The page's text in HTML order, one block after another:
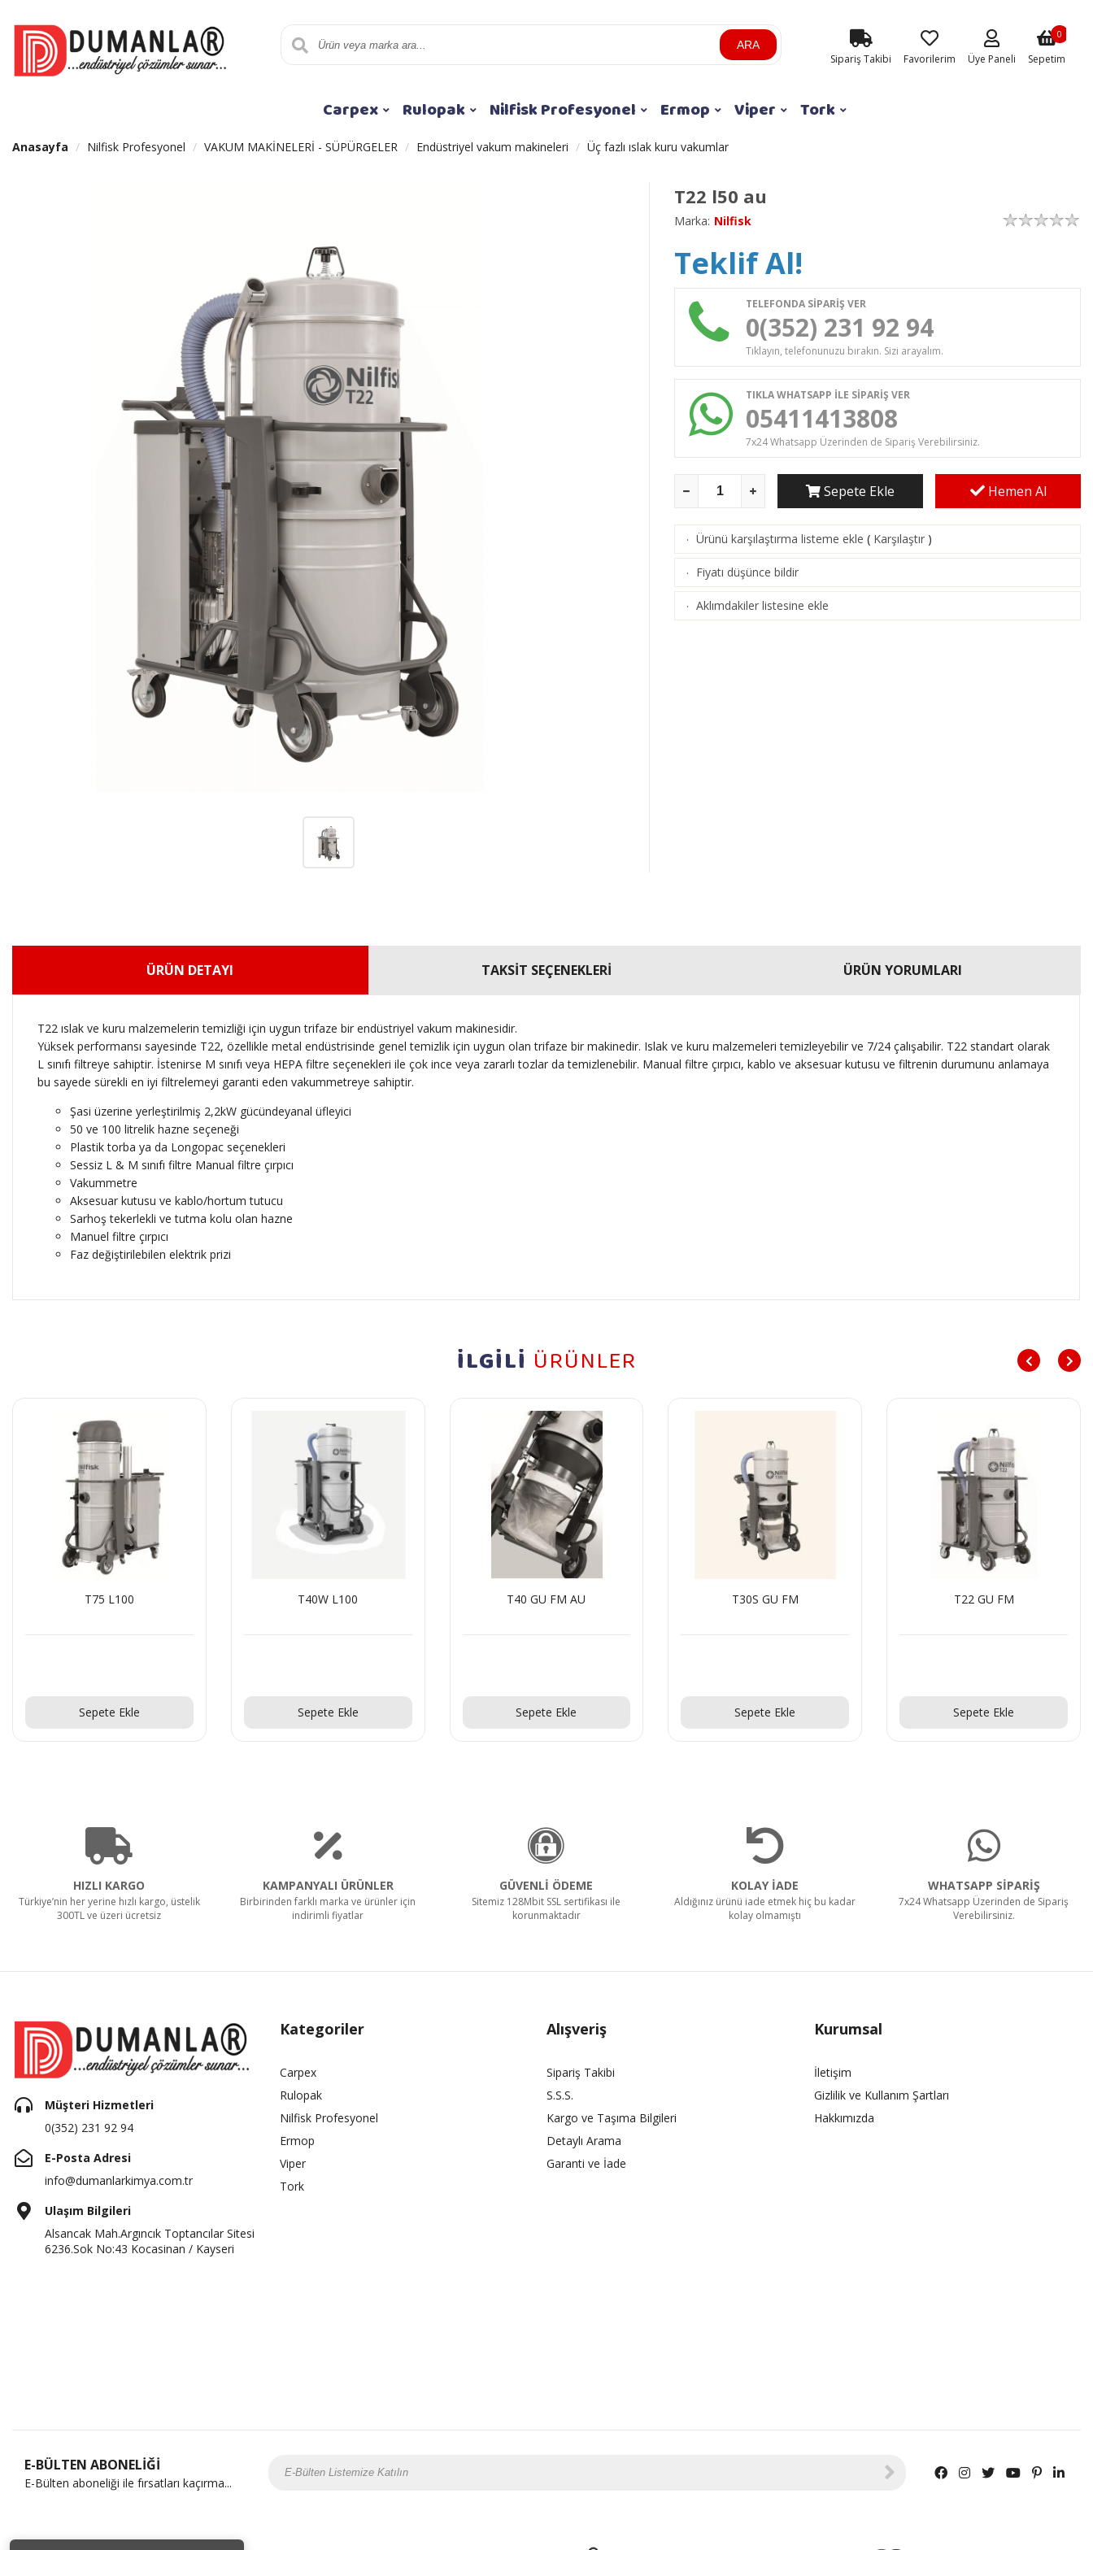
ARA
Sipariş Takibi Favorilerim Üye Paneli Sepetim
0
Carpex Rulopak Nilfisk Profesyonel Ermop Viper Tork
Anasayfa Nilfisk Profesyonel VAKUM MAKİNELERİ - SÜPÜRGELER Endüstriyel vakum makineleri Üç fazlı ıslak kuru vakumlar
T22 l50 au
Marka: Nilfisk
Teklif Al!
TELEFONDA SİPARİŞ VER
0(352) 231 92 94
Tıklayın, telefonunuzu bırakın. Sizi arayalım.
TIKLA WHATSAPP İLE SİPARİŞ VER
05411413808
7x24 Whatsapp Üzerinden de Sipariş Verebilirsiniz.
Sepete Ekle Hemen Al
· Ürünü karşılaştırma listeme ekle ( Karşılaştır )
· Fiyatı düşünce bildir
· Aklımdakiler listesine ekle
ÜRÜN DETAYI TAKSİT SEÇENEKLERİ ÜRÜN YORUMLARI
T22 ıslak ve kuru malzemelerin temizliği için uygun trifaze bir endüstriyel vakum makinesidir.
Yüksek performansı sayesinde T22, özellikle metal endüstrisinde genel temizlik için uygun olan trifaze bir makinedir. Islak ve kuru malzemeleri temizleyebilir ve 7/24 çalışabilir. T22 standart olarak
L sınıfı filtreye sahiptir. İstenirse M sınıfı veya HEPA filtre seçenekleri ile çok ince veya zararlı tozlar da temizlenebilir. Manual filtre çırpıcı, kablo ve aksesuar kutusu ve filtrenin durumunu anlamaya
bu sayede sürekli en iyi filtrelemeyi garanti eden vakummetreye sahiptir.
Şasi üzerine yerleştirilmiş 2,2kW gücündeyanal üfleyici
50 ve 100 litrelik hazne seçeneği
Plastik torba ya da Longopac seçenekleri
Sessiz L & M sınıfı filtre Manual filtre çırpıcı
Vakummetre
Aksesuar kutusu ve kablo/hortum tutucu
Sarhoş tekerlekli ve tutma kolu olan hazne
Manuel filtre çırpıcı
Faz değiştirilebilen elektrik prizi
İLGİLİ ÜRÜNLER
T75 L100
Sepete Ekle
T40W L100
Sepete Ekle
T40 GU FM AU
Sepete Ekle
T30S GU FM
Sepete Ekle
T22 GU FM
Sepete Ekle
HIZLI KARGO
Türkiye’nin her yerine hızlı kargo, üstelik
300TL ve üzeri ücretsiz
KAMPANYALI ÜRÜNLER
Birbirinden farklı marka ve ürünler için
indirimli fiyatlar
GÜVENLİ ÖDEME
Sitemiz 128Mbit SSL sertifikası ile
korunmaktadır
KOLAY İADE
Aldığınız ürünü iade etmek hiç bu kadar
kolay olmamıştı
WHATSAPP SİPARİŞ
7x24 Whatsapp Üzerinden de Sipariş
Verebilirsiniz.
Müşteri Hizmetleri
0(352) 231 92 94
E-Posta Adresi
info@dumanlarkimya.com.tr
Ulaşım Bilgileri
Alsancak Mah.Argıncık Toptancılar Sitesi
6236.Sok No:43 Kocasinan / Kayseri
Kategoriler
Carpex
Rulopak
Nilfisk Profesyonel
Ermop
Viper
Tork
Alışveriş
Sipariş Takibi
S.S.S.
Kargo ve Taşıma Bilgileri
Detaylı Arama
Garanti ve İade
Kurumsal
İletişim
Gizlilik ve Kullanım Şartları
Hakkımızda
E-BÜLTEN ABONELİĞİ
E-Bülten aboneliği ile fırsatları kaçırma...